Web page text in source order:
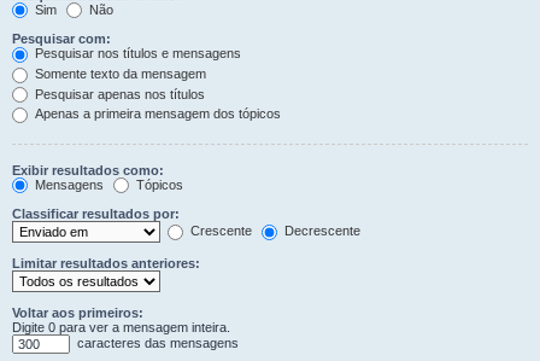
Sim
Não
Pesquisar com:
Pesquisar nos títulos e mensagens
Somente texto da mensagem
Pesquisar apenas nos títulos
Apenas a primeira mensagem dos tópicos
Exibir resultados como:
Mensagens
Tópicos
Classificar resultados por:
Crescente
Decrescente
Limitar resultados anteriores:
Voltar aos primeiros:
Digite 0 para ver a mensagem inteira.
caracteres das mensagens